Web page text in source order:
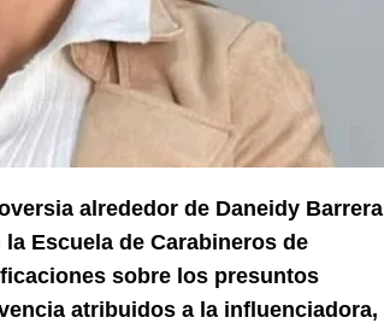
alrededor de Daneidy Barrera
la Escuela de Carabineros de
sobre los presuntos
atribuidos a la influenciadora,